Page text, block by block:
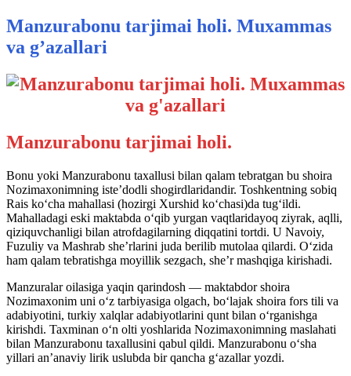
Manzurabonu tarjimai holi. Muxammas
va g’azallari
Manzurabonu tarjimai holi.
Bonu yoki Manzurabonu taxallusi bilan qalam tebratgan bu shoira
Nozimaxonimning iste’dodli shogirdlaridandir. Toshkentning sobiq
Rais ko‘cha mahallasi (hozirgi Xurshid ko‘chasi)da tug‘ildi.
Mahalladagi eski maktabda o‘qib yurgan vaqtlaridayoq ziyrak, aqlli,
qiziquvchanligi bilan atrofdagilarning diqqatini tortdi. U Navoiy,
Fuzuliy va Mashrab she’rlarini juda berilib mutolaa qilardi. O‘zida
ham qalam tebratishga moyillik sezgach, she’r mashqiga kirishadi.
Manzuralar oilasiga yaqin qarindosh — maktabdor shoira
Nozimaxonim uni o‘z tarbiyasiga olgach, bo‘lajak shoira fors tili va
adabiyotini, turkiy xalqlar adabiyotlarini qunt bilan o‘rganishga
kirishdi. Taxminan o‘n olti yoshlarida Nozimaxonimning maslahati
bilan Manzurabonu taxallusini qabul qildi. Manzurabonu o‘sha
yillari an’anaviy lirik uslubda bir qancha g‘azallar yozdi.